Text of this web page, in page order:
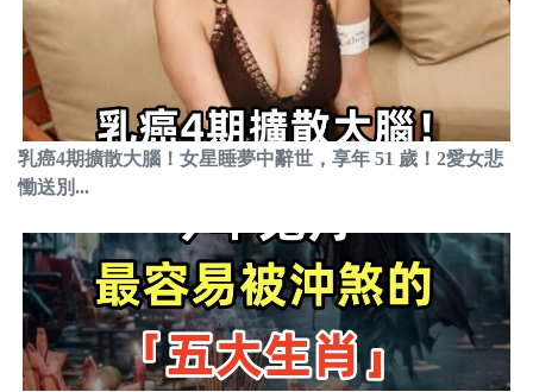
乳癌4期擴散大腦！女星睡夢中辭世，享年 51 歲！2愛女悲
慟送別...